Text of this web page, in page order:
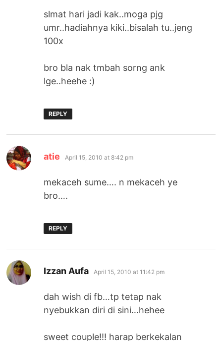
slmat hari jadi kak..moga pjg
umr..hadiahnya kiki..bisalah tu..jeng
100x
bro bla nak tmbah sorng ank
lge..heehe :)
REPLY
atie says:
April 15, 2010 at 8:42 pm
mekaceh sume…. n mekaceh ye
bro….
REPLY
Izzan Aufa says:
April 15, 2010 at 11:42 pm
dah wish di fb…tp tetap nak
nyebukkan diri di sini…hehee
sweet couple!!! harap berkekalan